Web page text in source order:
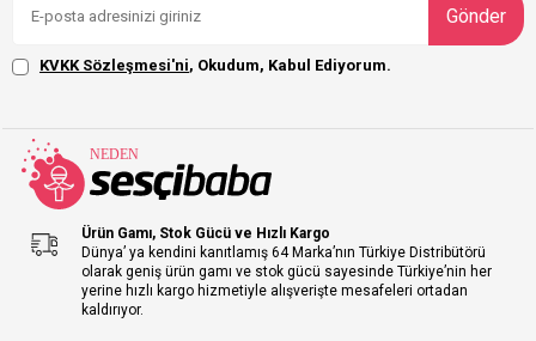
Gönder
KVKK Sözleşmesi'ni, Okudum, Kabul Ediyorum.
Ürün Gamı, Stok Gücü ve Hızlı Kargo
Dünya’ ya kendini kanıtlamış 64 Marka’nın Türkiye Distribütörü
olarak geniş ürün gamı ve stok gücü sayesinde Türkiye’nin her
yerine hızlı kargo hizmetiyle alışverişte mesafeleri ortadan
kaldırıyor.